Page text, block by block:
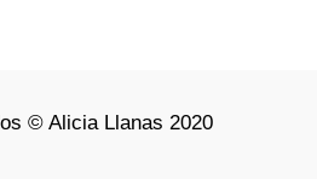
© Alicia Llanas 2020